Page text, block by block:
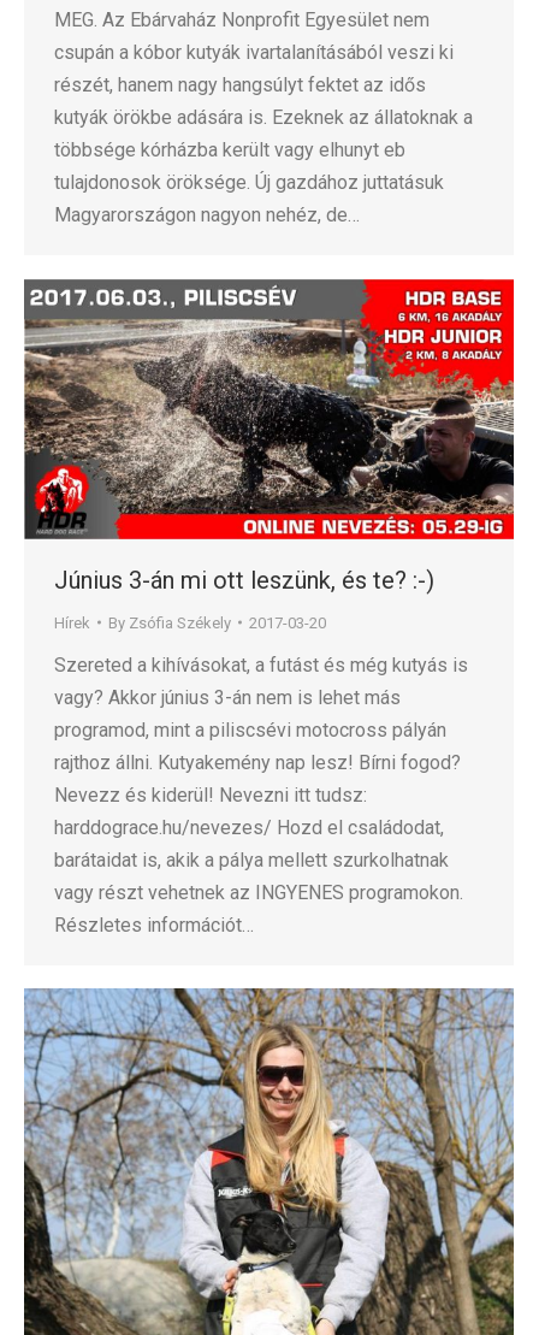
MEG. Az Ebárvaház Nonprofit Egyesület nem
csupán a kóbor kutyák ivartalanításából veszi ki
részét, hanem nagy hangsúlyt fektet az idős
kutyák örökbe adására is. Ezeknek az állatoknak a
többsége kórházba került vagy elhunyt eb
tulajdonosok öröksége. Új gazdához juttatásuk
Magyarországon nagyon nehéz, de…
Június 3-án mi ott leszünk, és te? :-)
Hírek By Zsófia Székely 2017-03-20
Szereted a kihívásokat, a futást és még kutyás is
vagy? Akkor június 3-án nem is lehet más
programod, mint a piliscsévi motocross pályán
rajthoz állni. Kutyakemény nap lesz! Bírni fogod?
Nevezz és kiderül! Nevezni itt tudsz:
harddograce.hu/nevezes/ Hozd el családodat,
barátaidat is, akik a pálya mellett szurkolhatnak
vagy részt vehetnek az INGYENES programokon.
Részletes információt…